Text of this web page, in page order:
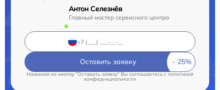
Антон Селезнёв
Главный мастер сервисного центра
Оставить заявку
Нажимая на кнопку "Оставить заявку" Вы соглашаетесь cполитикой
конфиденциальности